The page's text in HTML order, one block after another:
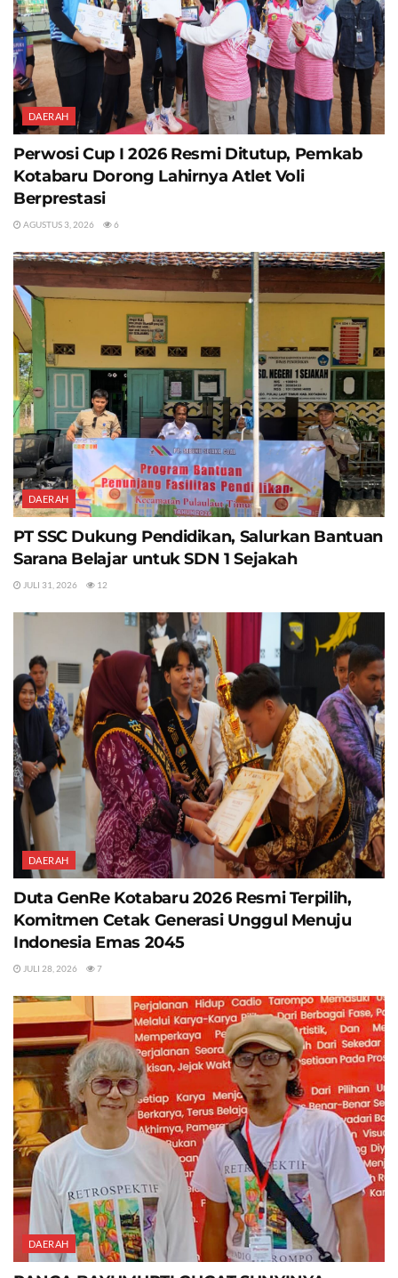
DAERAH
Perwosi Cup I 2026 Resmi Ditutup, Pemkab
Kotabaru Dorong Lahirnya Atlet Voli
Berprestasi
AGUSTUS 3, 2026 6
DAERAH
PT SSC Dukung Pendidikan, Salurkan Bantuan
Sarana Belajar untuk SDN 1 Sejakah
JULI 31, 2026 12
DAERAH
Duta GenRe Kotabaru 2026 Resmi Terpilih,
Komitmen Cetak Generasi Unggul Menuju
Indonesia Emas 2045
JULI 28, 2026 7
DAERAH